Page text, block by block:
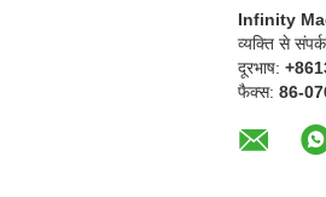
Infinity
व्यक्ति से
दूरभाष:
फैक्स: 86-